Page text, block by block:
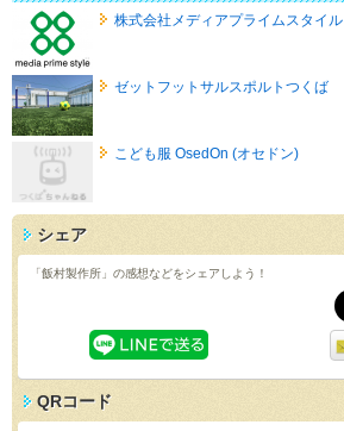
株式会社メディアプライムスタイル
ゼットフットサルスポルトつくば
こども服 OsedOn (オセドン)
シェア
「飯村製作所」の感想などをシェアしよう！
QRコード